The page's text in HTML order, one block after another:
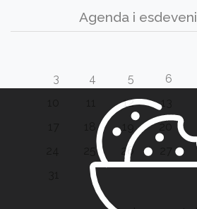
Agenda i
3
4 5 6
12 13
20
26